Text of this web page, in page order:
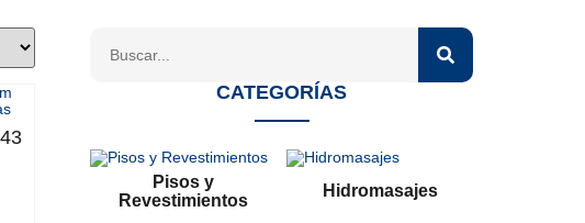
CATEGORÍAS
Pisos y
Revestimientos
Hidromasajes